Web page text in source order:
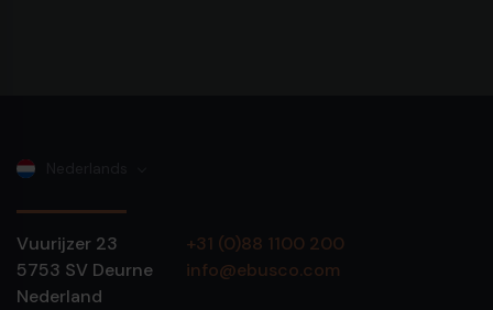
Vuurijzer 23
5753 SV Deurne
Nederland
+31 (0)88 1100 200
info@ebusco.com